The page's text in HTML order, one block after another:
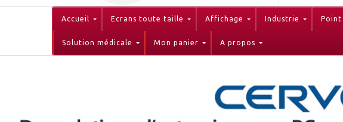
Accueil Ecrans toute taille Affichage Industrie Point
Solution médicale Mon panier A propos